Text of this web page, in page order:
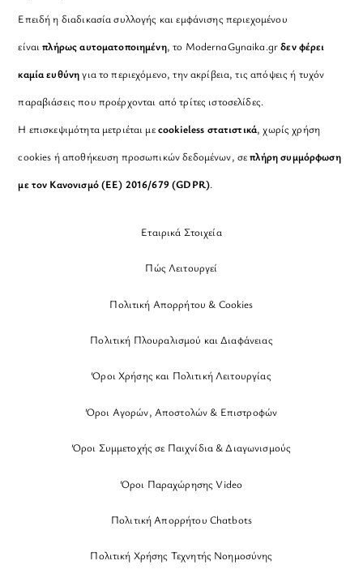
Επειδή η διαδικασία συλλογής και εμφάνισης περιεχομένου
είναιπλήρως αυτοματοποιημένη, το ModernaGynaika.grδεν φέρει
καμία ευθύνηγια το περιεχόμενο, την ακρίβεια, τις απόψεις ή τυχόν
παραβιάσεις που προέρχονται από τρίτες ιστοσελίδες.
Η επισκεψιμότητα μετριέται μεcookieless στατιστικά, χωρίς χρήση
cookies ή αποθήκευση προσωπικών δεδομένων, σεπλήρη συμμόρφωση
με τον Κανονισμό (ΕΕ) 2016/679 (GDPR).
Εταιρικά Στοιχεία
Πώς Λειτουργεί
Πολιτική Απορρήτου & Cookies
Πολιτική Πλουραλισμού και Διαφάνειας
Όροι Χρήσης και Πολιτική Λειτουργίας
Όροι Αγορών, Αποστολών & Επιστροφών
Όροι Συμμετοχής σε Παιχνίδια & Διαγωνισμούς
Όροι Παραχώρησης Video
Πολιτική Απορρήτου Chatbots
Πολιτική Χρήσης Τεχνητής Νοημοσύνης